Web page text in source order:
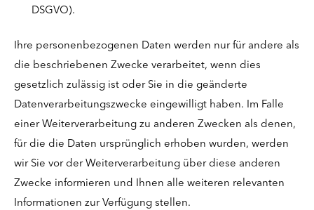
DSGVO).
Ihre personenbezogenen Daten werden nur für andere als
die beschriebenen Zwecke verarbeitet, wenn dies
gesetzlich zulässig ist oder Sie in die geänderte
Datenverarbeitungszwecke eingewilligt haben. Im Falle
einer Weiterverarbeitung zu anderen Zwecken als denen,
für die die Daten ursprünglich erhoben wurden, werden
wir Sie vor der Weiterverarbeitung über diese anderen
Zwecke informieren und Ihnen alle weiteren relevanten
Informationen zur Verfügung stellen.